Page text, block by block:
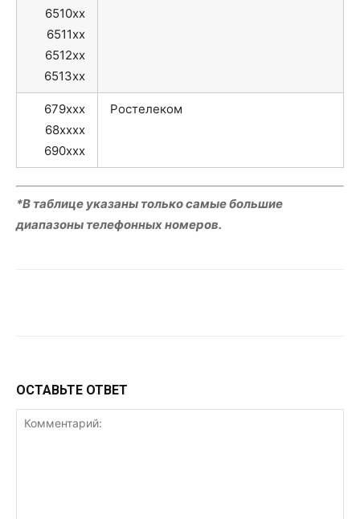
6510xx
6511xx
6512xx
6513xx
679xxx
68xxxx
690xxx
Ростелеком
*В таблице указаны только самые большие
диапазоны телефонных номеров.
ОСТАВЬТЕ ОТВЕТ